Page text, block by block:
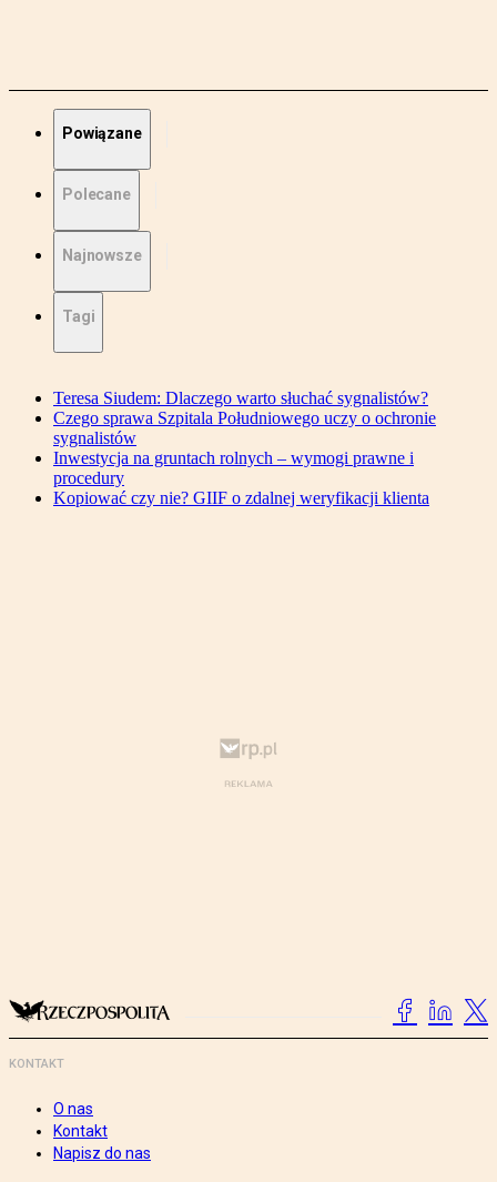
Powiązane
Polecane
Najnowsze
Tagi
Teresa Siudem: Dlaczego warto słuchać sygnalistów?
Czego sprawa Szpitala Południowego uczy o ochronie
sygnalistów
Inwestycja na gruntach rolnych – wymogi prawne i
procedury
Kopiować czy nie? GIIF o zdalnej weryfikacji klienta
KONTAKT
O nas
Kontakt
Napisz do nas